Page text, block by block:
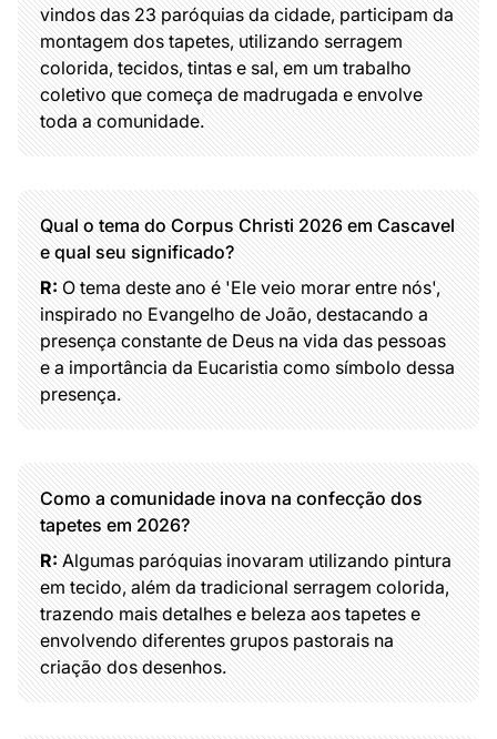
vindos das 23 paróquias da cidade, participam da
montagem dos tapetes, utilizando serragem
colorida, tecidos, tintas e sal, em um trabalho
coletivo que começa de madrugada e envolve
toda a comunidade.
Qual o tema do Corpus Christi 2026 em Cascavel
e qual seu significado?
R:O tema deste ano é 'Ele veio morar entre nós',
inspirado no Evangelho de João, destacando a
presença constante de Deus na vida das pessoas
e a importância da Eucaristia como símbolo dessa
presença.
Como a comunidade inova na confecção dos
tapetes em 2026?
R:Algumas paróquias inovaram utilizando pintura
em tecido, além da tradicional serragem colorida,
trazendo mais detalhes e beleza aos tapetes e
envolvendo diferentes grupos pastorais na
criação dos desenhos.